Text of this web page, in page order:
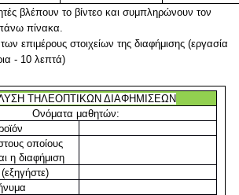
βλέπουν το βίντεο και συμπληρώνουν τον
πίνακα.
επιμέρους στοιχείων της διαφήμισης (εργασία
- 10 λεπτά)
ΤΗΛΕΟΠΤΙΚΩΝ ΔΙΑΦΗΜΙΣΕΩΝ
Ονόματα μαθητών:
οποίους
η διαφήμιση
(εξηγήστε)